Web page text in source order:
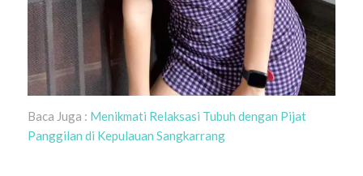
Baca Juga : Menikmati Relaksasi Tubuh dengan Pijat
Panggilan di Kepulauan Sangkarrang